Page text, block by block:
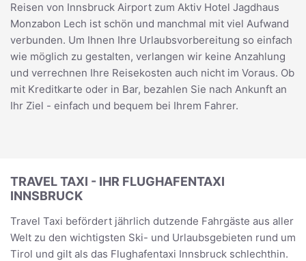
Reisen von Innsbruck Airport zum Aktiv Hotel Jagdhaus
Monzabon Lech ist schön und manchmal mit viel Aufwand
verbunden. Um Ihnen Ihre Urlaubsvorbereitung so einfach
wie möglich zu gestalten, verlangen wir keine Anzahlung
und verrechnen Ihre Reisekosten auch nicht im Voraus. Ob
mit Kreditkarte oder in Bar, bezahlen Sie nach Ankunft an
Ihr Ziel - einfach und bequem bei Ihrem Fahrer.
TRAVEL TAXI - IHR FLUGHAFENTAXI
INNSBRUCK
Travel Taxi befördert jährlich dutzende Fahrgäste aus aller
Welt zu den wichtigsten Ski- und Urlaubsgebieten rund um
Tirol und gilt als das Flughafentaxi Innsbruck schlechthin.